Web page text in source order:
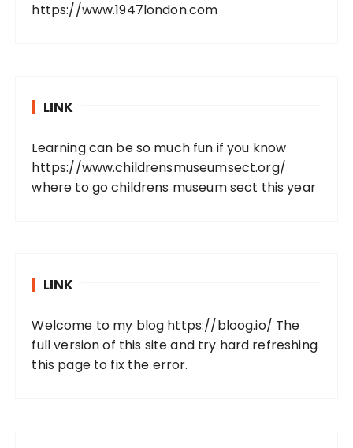
https://www.1947london.com
LINK
Learning can be so much fun if you know
https://www.childrensmuseumsect.org/
where to go childrens museum sect this year
LINK
Welcome to my blog https://bloog.io/ The
full version of this site and try hard refreshing
this page to fix the error.